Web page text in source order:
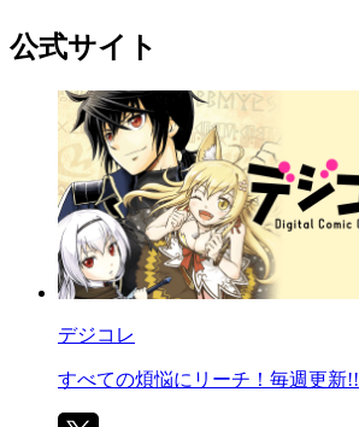
公式サイト
デジコレ
すべての煩悩にリーチ！毎週更新!!